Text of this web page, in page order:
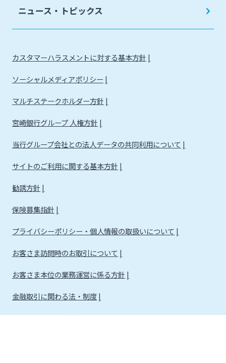
ニュース・トピックス
カスタマーハラスメントに対する基本方針
ソーシャルメディアポリシー
マルチステークホルダー方針
宮崎銀行グループ 人権方針
当行グループ会社との法人データの共同利用について
サイトのご利用に関する基本方針
勧誘方針
保険募集指針
プライバシーポリシー・個人情報の取扱いについて
お客さま訪問時のお取引について
お客さま本位の業務運営に係る方針
金融取引に関わる法・制度
金融取引に関わる方針